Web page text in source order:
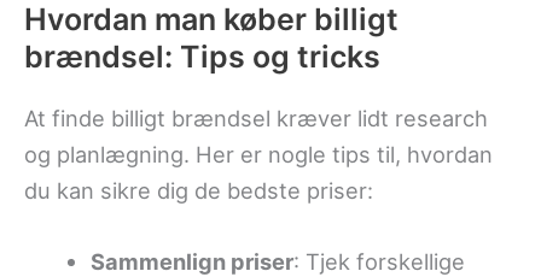
Hvordan man køber billigt
brændsel: Tips og tricks
At finde billigt brændsel kræver lidt research
og planlægning. Her er nogle tips til, hvordan
du kan sikre dig de bedste priser:
Sammenlign priser: Tjek forskellige